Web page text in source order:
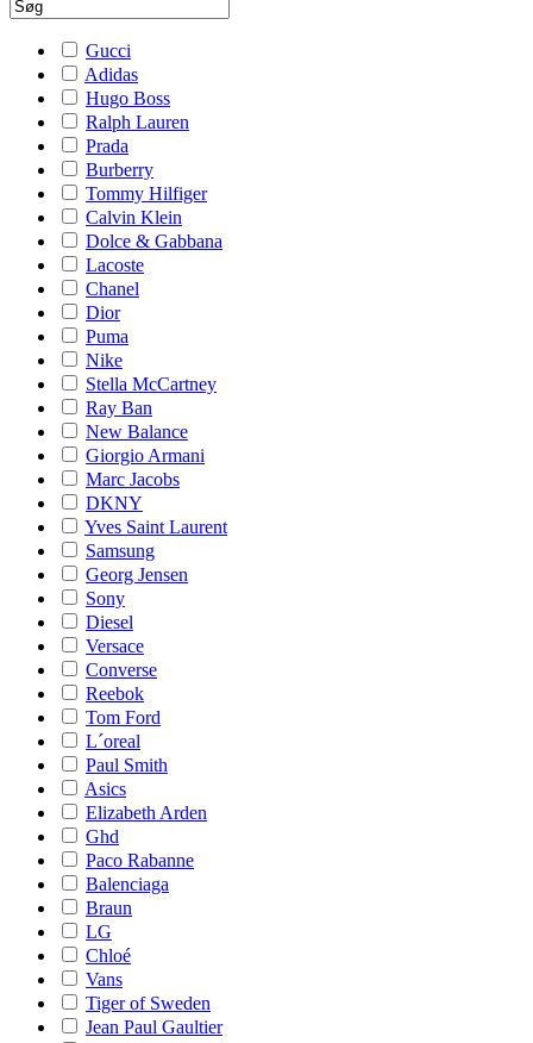
Gucci
Adidas
Hugo Boss
Ralph Lauren
Prada
Burberry
Tommy Hilfiger
Calvin Klein
Dolce & Gabbana
Lacoste
Chanel
Dior
Puma
Nike
Stella McCartney
Ray Ban
New Balance
Giorgio Armani
Marc Jacobs
DKNY
Yves Saint Laurent
Samsung
Georg Jensen
Sony
Diesel
Versace
Converse
Reebok
Tom Ford
L´oreal
Paul Smith
Asics
Elizabeth Arden
Ghd
Paco Rabanne
Balenciaga
Braun
LG
Chloé
Vans
Tiger of Sweden
Jean Paul Gaultier